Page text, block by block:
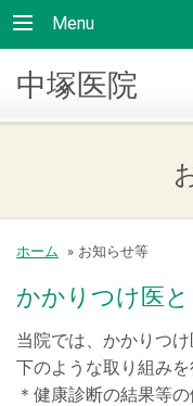
Menu
中塚医院
ホーム » お知らせ等
かかりつけ医
当院では、かかりつ
下のような取り組みを
＊健康診断の結果等